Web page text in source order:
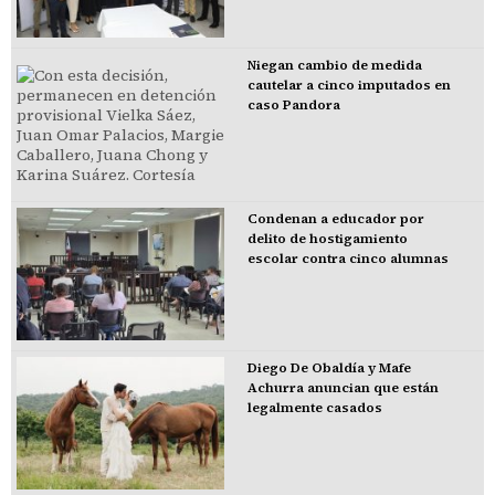
Niegan cambio de medida
cautelar a cinco imputados en
caso Pandora
Condenan a educador por
delito de hostigamiento
escolar contra cinco alumnas
Diego De Obaldía y Mafe
Achurra anuncian que están
legalmente casados